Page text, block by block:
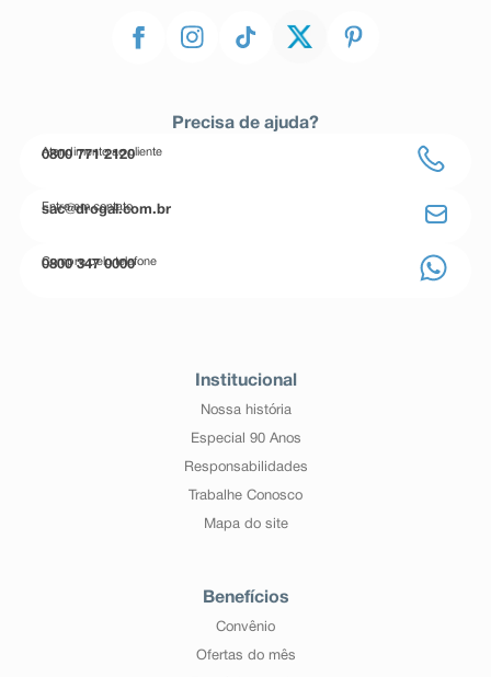
Precisa de ajuda?
Atendimento ao cliente
0800 771 2120
Entre em contato
sac@drogal.com.br
Compre pelo telefone
0800 347 0000
Institucional
Nossa história
Especial 90 Anos
Responsabilidades
Trabalhe Conosco
Mapa do site
Benefícios
Convênio
Ofertas do mês